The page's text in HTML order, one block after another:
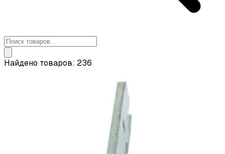
Найдено товаров: 236